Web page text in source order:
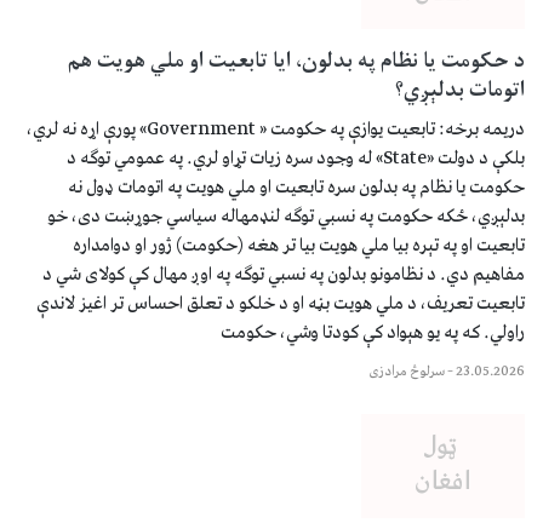
د حکومت یا نظام په بدلون، ایا تابعیت او ملي هویت هم
اتومات بدلېږي؟
دریمه برخه: تابعیت یوازې په حکومت « Government» پورې اړه نه لري،
بلکې د دولت «State» له وجود سره زیات تړاو لري. په عمومي توګه د
حکومت یا نظام په بدلون سره تابعیت او ملي هویت په اتومات ډول نه
بدلېږي، ځکه حکومت په نسبي توګه لنډمهاله سیاسي جوړښت دی، خو
تابعیت او په تېره بیا ملي هویت بیا تر هغه (حکومت) ژور او دوامداره
مفاهیم دي. د نظامونو بدلون په نسبي توګه په اوږ مهال کې کولای شي د
تابعیت تعریف، د ملي هویت بڼه او د خلکو د تعلق احساس تر اغیز لاندې
راولي. که په یو هېواد کې کودتا وشي، حکومت
23.05.2026
–سرلوڅ مرادزی